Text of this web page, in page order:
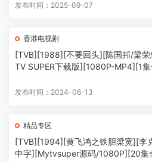
发布时间：2025-09-07
香港电视剧
[TVB][1988][不要回头][陈国邦/梁
TV SUPER下载版][1080P-MP4][1
发布时间：2024-06-13
精品专区
[TVB][1994][黄飞鸿之铁胆梁宽][李
中字][Mytvsuper源码/1080P][20集